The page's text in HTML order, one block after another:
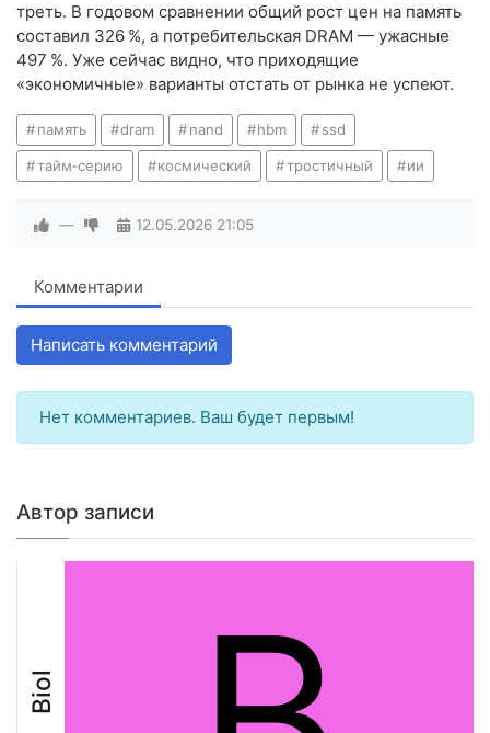
треть. В годовом сравнении общий рост цен на память
составил 326 %, а потребительская DRAM — ужасные
497 %. Уже сейчас видно, что приходящие
«экономичные» варианты отстать от рынка не успеют.
память dram nand hbm ssd
тайм‑серию космический тростичный ии
— 12.05.2026 21:05
Комментарии
Написать комментарий
Нет комментариев. Ваш будет первым!
Автор записи
Biol